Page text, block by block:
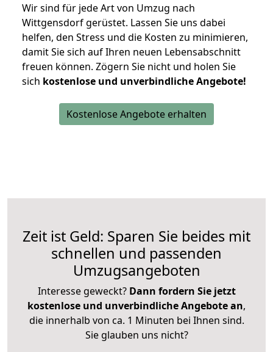
Wir sind für jede Art von Umzug nach
Wittgensdorf gerüstet. Lassen Sie uns dabei
helfen, den Stress und die Kosten zu minimieren,
damit Sie sich auf Ihren neuen Lebensabschnitt
freuen können. Zögern Sie nicht und holen Sie
sich kostenlose und unverbindliche Angebote!
Kostenlose Angebote erhalten
Zeit ist Geld: Sparen Sie beides mit
schnellen und passenden
Umzugsangeboten
Interesse geweckt? Dann fordern Sie jetzt
kostenlose und unverbindliche Angebote an,
die innerhalb von ca. 1 Minuten bei Ihnen sind.
Sie glauben uns nicht?